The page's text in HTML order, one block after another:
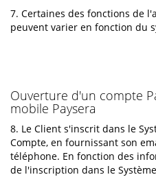
7. Certaines des fonctions de
peuvent varier en fonction du
Ouverture d'un compte
mobile Paysera
8. Le Client s'inscrit dans le
Compte, en fournissant son
téléphone. En fonction des
de l'inscription dans le